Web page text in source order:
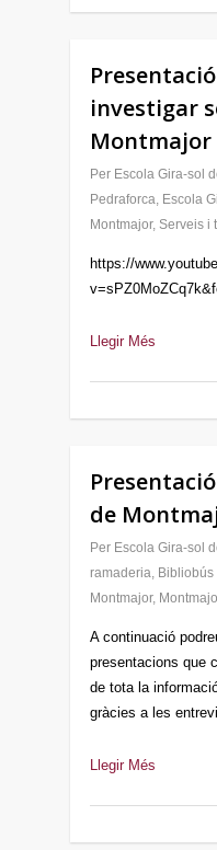
investigar
Montmajor
Per Escola Gira-sol
Pedraforca, Escola
Montmajor, Serveis i
https://
Llegir Més
de
Per Escola Gira-sol
ramaderia,
Montmajor,
A continuació
presentacions que
de tota la
gràcies a les
Llegir Més